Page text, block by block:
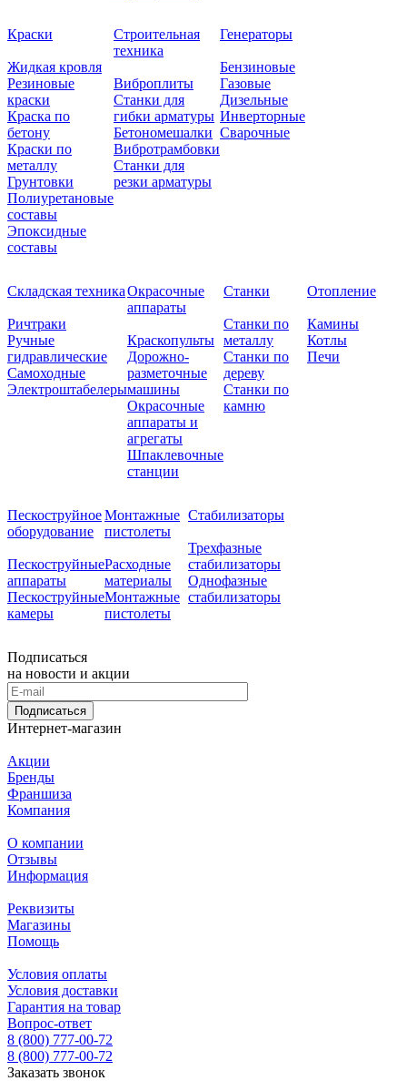
Краски
Жидкая кровля
Резиновые
краски
Краска по
бетону
Краски по
металлу
Грунтовки
Полиуретановые
составы
Эпоксидные
составы
Строительная
техника
Виброплиты
Станки для
гибки арматуры
Бетономешалки
Вибротрамбовки
Станки для
резки арматуры
Генераторы
Бензиновые
Газовые
Дизельные
Инверторные
Сварочные
Складская техника
Ричтраки
Ручные
гидравлические
Самоходные
Электроштабелеры
Окрасочные
аппараты
Краскопульты
Дорожно-
разметочные
машины
Окрасочные
аппараты и
агрегаты
Шпаклевочные
станции
Станки
Станки по
металлу
Станки по
дереву
Станки по
камню
Отопление
Камины
Котлы
Печи
Пескоструйное
оборудование
Пескоструйные
аппараты
Пескоструйные
камеры
Монтажные
пистолеты
Расходные
материалы
Монтажные
пистолеты
Стабилизаторы
Трехфазные
стабилизаторы
Однофазные
стабилизаторы
Подписаться
на новости и акции
Подписаться
Интернет-магазин
Акции
Бренды
Франшиза
Компания
О компании
Отзывы
Информация
Реквизиты
Магазины
Помощь
Условия оплаты
Условия доставки
Гарантия на товар
Вопрос-ответ
8 (800) 777-00-72
8 (800) 777-00-72
Заказать звонок